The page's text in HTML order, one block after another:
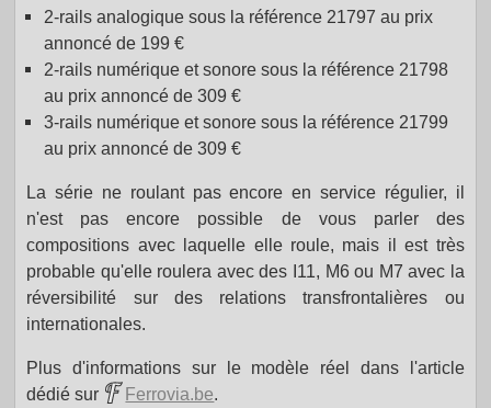
2-rails analogique sous la référence 21797 au prix
annoncé de 199 €
2-rails numérique et sonore sous la référence 21798
au prix annoncé de 309 €
3-rails numérique et sonore sous la référence 21799
au prix annoncé de 309 €
La série ne roulant pas encore en service régulier, il
n'est pas encore possible de vous parler des
compositions avec laquelle elle roule, mais il est très
probable qu'elle roulera avec des I11, M6 ou M7 avec la
réversibilité sur des relations transfrontalières ou
internationales.
Plus d'informations sur le modèle réel dans l'article
dédié sur
Ferrovia.be.